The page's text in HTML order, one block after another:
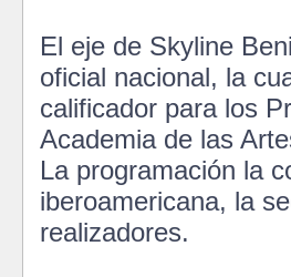
El eje de Skyline
oficial nacional, la
calificador para los
Academia de las
La programación la
iberoamericana, la
realizadores.